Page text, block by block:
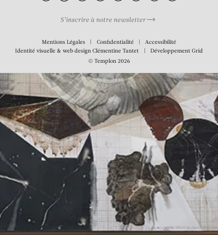
S’inscrire à notre newsletter
Mentions Légales Confidentialité
Accessibilité
Identité visuelle & web designClémentine Tantet Développement Grid
© Templon 2026